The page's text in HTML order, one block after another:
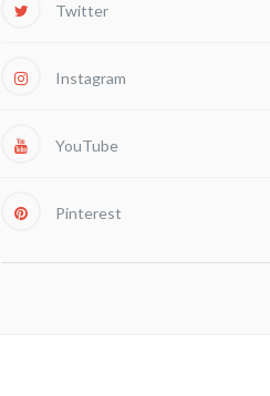
Twitter
Instagram
YouTube
Pinterest